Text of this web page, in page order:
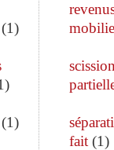
1)
)
1)
fait(1)